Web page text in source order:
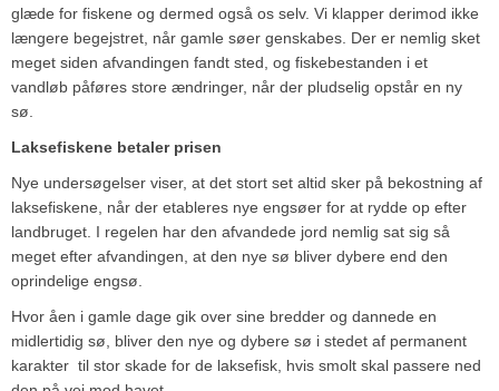
glæde for fiskene og dermed også os selv. Vi klapper derimod ikke
længere begejstret, når gamle søer genskabes. Der er nemlig sket
meget siden afvandingen fandt sted, og fiskebestanden i et
vandløb påføres store ændringer, når der pludselig opstår en ny
sø.
Laksefiskene betaler prisen
Nye undersøgelser viser, at det stort set altid sker på bekostning af
laksefiskene, når der etableres nye engsøer for at rydde op efter
landbruget. I regelen har den afvandede jord nemlig sat sig så
meget efter afvandingen, at den nye sø bliver dybere end den
oprindelige engsø.
Hvor åen i gamle dage gik over sine bredder og dannede en
midlertidig sø, bliver den nye og dybere sø i stedet af permanent
karakter ­ til stor skade for de laksefisk, hvis smolt skal passere ned